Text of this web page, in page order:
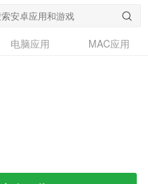
电脑应用
MAC应用